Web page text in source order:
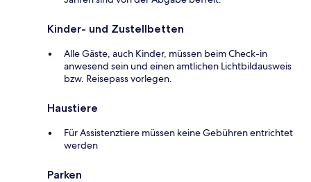
Kinder- und Zustellbetten
Alle Gäste, auch Kinder, müssen beim Check-in
anwesend sein und einen amtlichen Lichtbildausweis
bzw. Reisepass vorlegen.
Haustiere
Für Assistenztiere müssen keine Gebühren entrichtet
werden
Parken